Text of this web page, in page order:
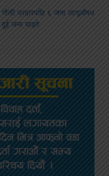
गोली प्रहारपछि ६ जना लागूऔषध
दुई जना घाइते